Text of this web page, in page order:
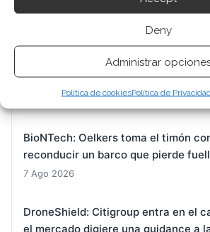
Deny
Administrar
Política de cookiesPolítica de Privacidad
mientras el mercado castiga su
BYD: el desafío de sostener el ritmo
propio objetivo anual
7 Ago 2026
BioNTech: Oelkers toma el timón
reconducir un barco que pierde
7 Ago 2026
DroneShield: Citigroup entra en el
el mercado digiere una guidance a